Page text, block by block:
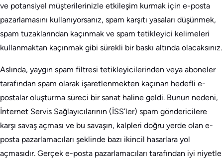
ve potansiyel müşterilerinizle etkileşim kurmak için e-posta
pazarlamasını kullanıyorsanız, spam karşıtı yasaları düşünmek,
spam tuzaklarından kaçınmak ve spam tetikleyici kelimeleri
kullanmaktan kaçınmak gibi sürekli bir baskı altında olacaksınız.
Aslında, yaygın spam filtresi tetikleyicilerinden veya aboneler
tarafından spam olarak işaretlenmekten kaçınan hedefli e-
postalar oluşturma süreci bir sanat haline geldi. Bunun nedeni,
İnternet Servis Sağlayıcılarının (İSS’ler) spam göndericilere
karşı savaş açması ve bu savaşın, kalpleri doğru yerde olan e-
posta pazarlamacıları şeklinde bazı ikincil hasarlara yol
açmasıdır. Gerçek e-posta pazarlamacıları tarafından iyi niyetle